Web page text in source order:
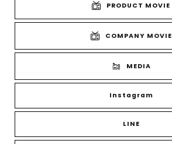
PRODUCT MOVIE
COMPANY MOVIE
MEDIA
Instagram
LINE